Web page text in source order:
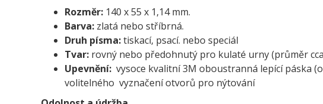
Rozměr: 140 x 55 x 1,14 mm.
Barva: zlatá nebo stříbrná.
Druh písma:tiskací, psací. nebo speciál
Tvar: rovný nebo předohnutý pro kulaté urny (průměr
Upevnění: vysoce kvalitní 3M oboustranná lepící páska
volitelného vyznačení otvorů pro nýtování